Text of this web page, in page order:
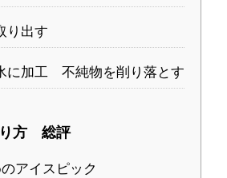
出す
加工 不純物を削り落とす
方 総評
アイスピック